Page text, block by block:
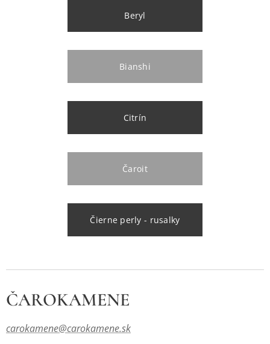
Beryl
Bianshi
Citrín
Čaroit
Čierne perly - rusalky
ČAROKAMENE
carokamene@carokamene.sk